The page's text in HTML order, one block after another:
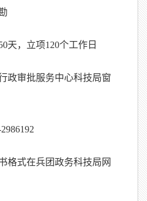
天，立项120个工作日
审批服务中心科技局窗
式在兵团政务科技局网